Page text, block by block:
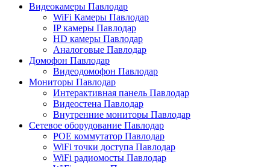
Видеокамеры Павлодар
WiFi Камеры Павлодар
IP камеры Павлодар
HD камеры Павлодар
Аналоговые Павлодар
Домофон Павлодар
Видеодомофон Павлодар
Мониторы Павлодар
Интерактивная панель Павлодар
Видеостена Павлодар
Внутренние мониторы Павлодар
Сетевое оборудование Павлодар
POE коммутатор Павлодар
WiFi точки доступа Павлодар
WiFi радиомосты Павлодар